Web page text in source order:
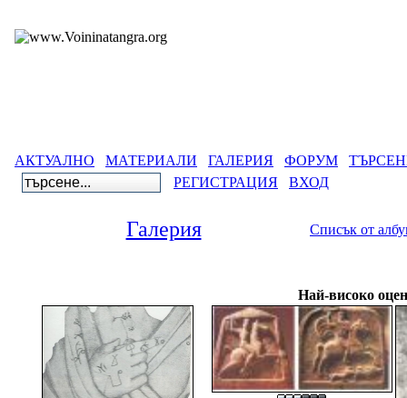
АКТУАЛНО МАТЕРИАЛИ ГАЛЕРИЯ ФОРУМ
РЕГИСТРАЦИЯ
ВХОД
Галерия Списък от
Най-високо